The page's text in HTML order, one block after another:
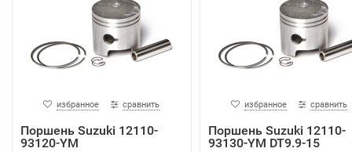
избранное сравнить
Поршень Suzuki 12110-
93120-YM
избранное сравнить
Поршень Suzuki 12110-
93130-YM DT9.9-15